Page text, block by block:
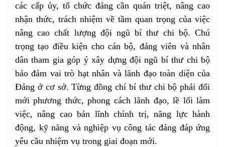
các cấp ủy, tổ chức đảng cần quán triệt, nâng cao
nhận thức, trách nhiệm về tầm quan trọng của việc
nâng cao chất lượng đội ngũ bí thư chi bộ. Chú
trọng tạo điều kiện cho cán bộ, đảng viên và nhân
dân tham gia góp ý xây dựng đội ngũ bí thư chi bộ
bảo đảm vai trò hạt nhân và lãnh đạo toàn diện của
Đảng ở cơ sở. Từng đồng chí bí thư chi bộ phải đổi
mới phương thức, phong cách lãnh đạo, lề lối làm
việc, nâng cao bản lĩnh chính trị, năng lực hành
động, kỹ năng và nghiệp vụ công tác đảng đáp ứng
yêu cầu nhiệm vụ trong giai đoạn mới.